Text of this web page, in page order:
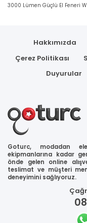
3000 Lümen Güçlü El Feneri
Hakkımızda
Çerez Politikası
Duyurular
Goturc, modadan
ekipmanlarına kadar
önde gelen online
teslimat ve müşteri
deneyimini sağlıyoruz.